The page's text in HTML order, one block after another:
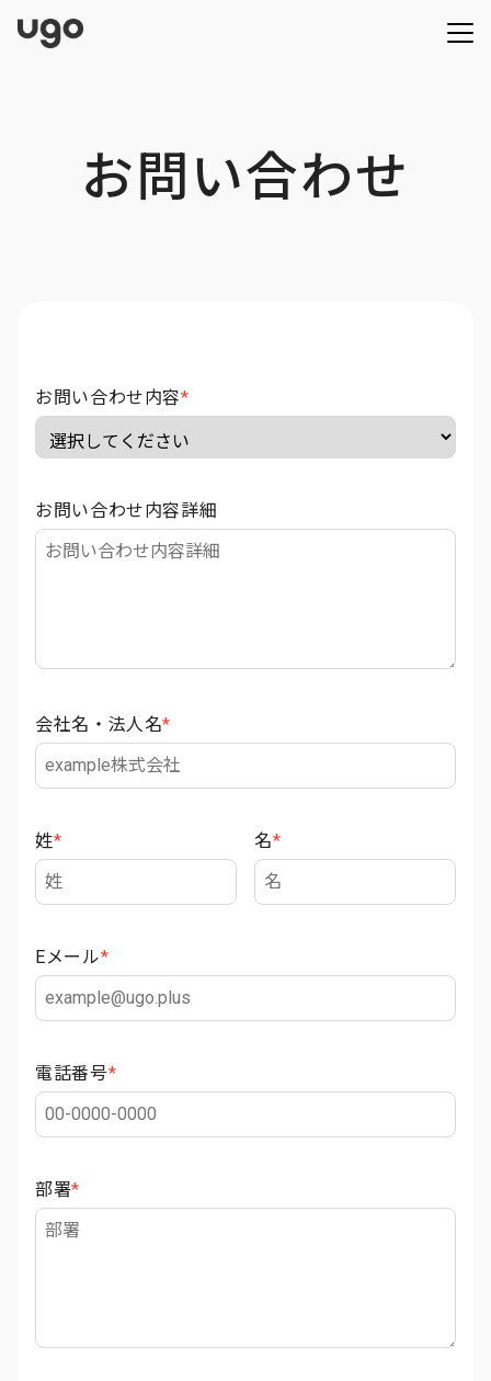
お問い合わせ
お問い合わせ内容*
お問い合わせ内容詳細
会社名・法人名*
姓* 名*
Eメール*
電話番号*
部署*